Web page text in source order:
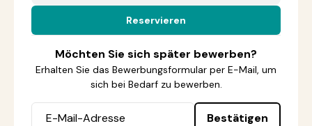
Reservieren
Möchten Sie sich später bewerben?
Erhalten Sie das Bewerbungsformular per E-Mail, um
sich bei Bedarf zu bewerben.
Bestätigen